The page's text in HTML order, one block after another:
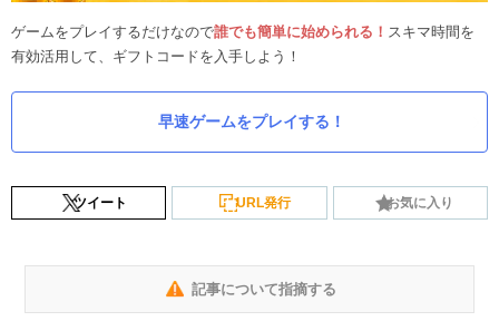
ゲームをプレイするだけなので誰でも簡単に始められる！ スキマ時間を
有効活用して、ギフトコードを入手しよう！
早速ゲームをプレイする！
ツイート URL発行 お気に入り
記事について指摘する